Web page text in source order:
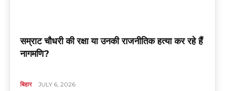
सम्राट चौधरी की रक्षा या उनकी राजनीतिक हत्या कर रहे हैं
नागमणि?
बिहार JULY 6, 2026